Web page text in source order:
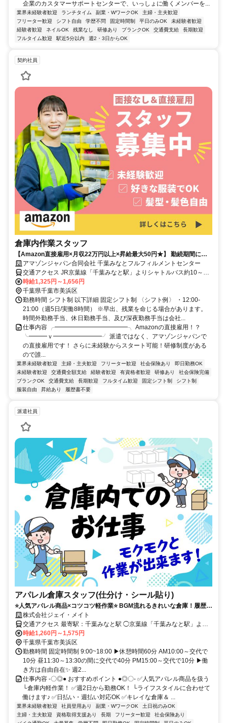
企業のカスタマーサポートセンターで、いっしょに働くメンバーを...
業界未経験者歓迎 ランチタイム 副業・WワークOK
主婦・主夫歓迎
フリーター歓迎
シフト自由 学歴不問 固定時間制 平日のみOK
未経験者歓迎
経験者歓迎
ネイルOK 残業なし 研修あり ブランクOK 交通費支給
長期歓迎
フルタイム歓迎
駅近5分以内 週2・3日からOK
契約社員
倉庫内作業スタッフ
【Amazon直接雇用×月収22万円以上×昇給最大50円★】 勤続期間によ
って昇給もアリなのが嬉しい♪ ※詳細は原稿内をcheck！時給UP！
アマゾンジャパン合同会社 千葉みなとフルフィルメントセンター
交通アクセス JR京葉線「千葉みなと駅」よりシャトルバス約10～15
分 JR総武線本線「千葉駅」よりシャトルバス約20～30分 ※シャトル
バス運行あり ※自転車通勤可 ※車通勤可、バイク通勤不可
時給1,325円～1,656円
千葉県千葉市美浜区
勤務時間 シフト制 以下詳細 固定シフト制 〈シフト例〉 ・12:00-
21:00（週5日/実働8時間） ※早出、残業を命じる場合があります。
時間外勤務手当、休日勤務手当、及び深夜勤務手当は会社...
仕事内容 ╭━━━━━━━━━━━━╮ Amazonの直接雇用！？
╰━━━ｖ━━━━━━━━╯ 派遣ではなく、アマゾンジャパンで
の直接雇用です！ さらに未経験からスタート可能！研修制度がある
ので誰...
業界未経験者歓迎 主婦・主夫歓迎 フリーター歓迎 社会保険あり
即日勤務OK
未経験者歓迎
交通費全額支給 経験者歓迎 有資格者歓迎 研修あり
社会保険完備
ブランクOK
交通費支給 長期歓迎 フルタイム歓迎 固定シフト制
シフト制
服装自由
昇給あり 履歴書不要
派遣社員
アパレル倉庫スタッフ(仕分け・シール貼り)
⭐人気アパレル商品×コツコツ軽作業⭐ BGM流れるきれいな倉庫！履歴書
不要ですぐに働ける！ ◆週2～OK◆スポットでのお試し勤務OK◆10名
以上採用
株式会社ジェイ・メイト
交通アクセス 最寄駅：千葉みなと駅 ◯京葉線「千葉みなと駅」より
シティーバスで約8分 下車してすぐ目の前が倉庫です。 ◯京葉線「千
葉みなと駅」より徒歩約18分 ▶バイク・自転車通勤OK（要事前申
請） ▶土・日・祝は無料送迎あり
時給1,260円～1,575円
千葉県千葉市美浜区
勤務時間 固定時間制 9:00~18:00 ▶休憩時間60分 AM10:00～交代で
10分 昼11:30～13:30の間に交代で40分 PM15:00～交代で10分 ▶働
き方は自由自在✨️ 週2...
仕事内容 -〇◎● おすすめポイント ●◎〇- ✅人気アパレル商品を扱う
└倉庫内軽作業！ ✅週2日から勤務OK！ └ライフスタイルに合わせて
働けます♪ ✅日払い・週払い対応OK ✅キレイな倉庫＆ ...
業界未経験者歓迎 社員登用あり 副業・WワークOK
土日祝のみOK
主婦・主夫歓迎
資格取得支援あり 長期 フリーター歓迎
社会保険あり